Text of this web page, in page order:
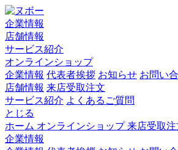
企業情報
店舗情報
サービス紹介
オンラインショップ
企業情報 代表者挨拶 お知らせ お問い
店舗情報 来店受取注文
サービス紹介 よくあるご質問
とじる
ホーム オンラインショップ来店受取注
企業情報